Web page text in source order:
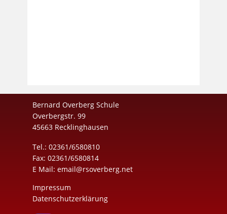
Bernard Overberg Schule
Overbergstr. 99
45663 Recklinghausen
Tel.: 02361/6580810
Fax: 02361/6580814
E Mail: email@rsoverberg.net
Impressum
Datenschutzerklärung